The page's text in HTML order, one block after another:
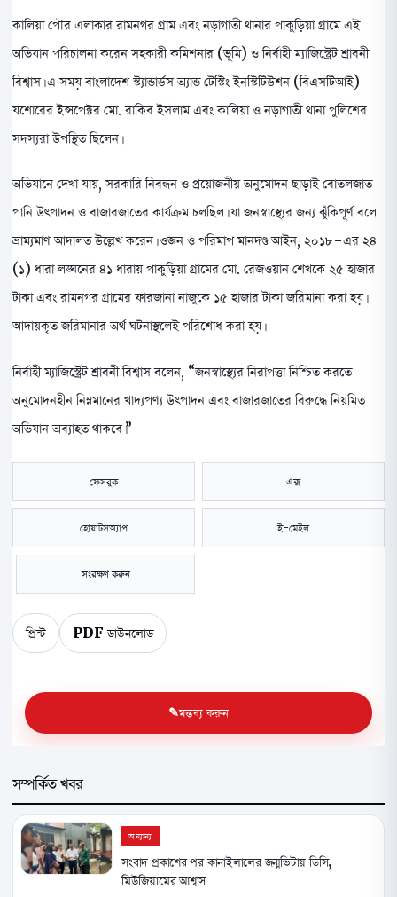
কালিয়া পৌর এলাকার রামনগর গ্রাম এবং নড়াগাতী থানার পাকুড়িয়া গ্রামে এই
অভিযান পরিচালনা করেন সহকারী কমিশনার (ভূমি) ও নির্বাহী ম্যাজিস্ট্রেট শ্রাবনী
বিশ্বাস। এ সময় বাংলাদেশ স্ট্যান্ডার্ডস অ্যান্ড টেস্টিং ইনস্টিটিউশন (বিএসটিআই)
যশোরের ইন্সপেক্টর মো. রাকিব ইসলাম এবং কালিয়া ও নড়াগাতী থানা পুলিশের
সদস্যরা উপস্থিত ছিলেন।
অভিযানে দেখা যায়, সরকারি নিবন্ধন ও প্রয়োজনীয় অনুমোদন ছাড়াই বোতলজাত
পানি উৎপাদন ও বাজারজাতের কার্যক্রম চলছিল। যা জনস্বাস্থ্যের জন্য ঝুঁকিপূর্ণ বলে
ভ্রাম্যমাণ আদালত উল্লেখ করেন। ওজন ও পরিমাপ মানদণ্ড আইন, ২০১৮-এর ২৪
(১) ধারা লঙ্ঘনের ৪১ ধারায় পাকুড়িয়া গ্রামের মো. রেজওয়ান শেখকে ২৫ হাজার
টাকা এবং রামনগর গ্রামের ফারজানা নাজুকে ১৫ হাজার টাকা জরিমানা করা হয়।
আদায়কৃত জরিমানার অর্থ ঘটনাস্থলেই পরিশোধ করা হয়।
নির্বাহী ম্যাজিস্ট্রেট শ্রাবনী বিশ্বাস বলেন, “জনস্বাস্থ্যের নিরাপত্তা নিশ্চিত করতে
অনুমোদনহীন নিম্নমানের খাদ্যপণ্য উৎপাদন এবং বাজারজাতের বিরুদ্ধে নিয়মিত
অভিযান অব্যাহত থাকবে।”
ফেসবুক এক্স
হোয়াটসঅ্যাপ ই-মেইল
সংরক্ষণ করুন
প্রিন্ট PDF ডাউনলোড
মন্তব্য করুন
সম্পর্কিত খবর
অন্যান্য
সংবাদ প্রকাশের পর কানাইলালের জন্মভিটায় ডিসি,
মিউজিয়ামের আশ্বাস